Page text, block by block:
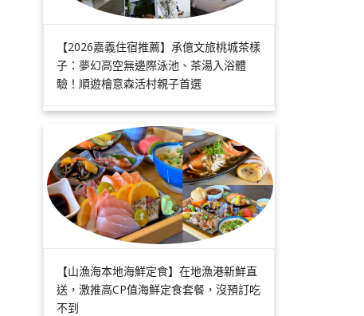
【2026嘉義住宿推薦】承億文旅桃城茶樣
子：夢幻高空無邊際泳池、茶湯入浴體
驗！順遊檜意森活村親子首選
【山漁海本地海鮮定食】在地漁港新鮮直
送，激推高CP值海鮮定食套餐，沒預訂吃
不到